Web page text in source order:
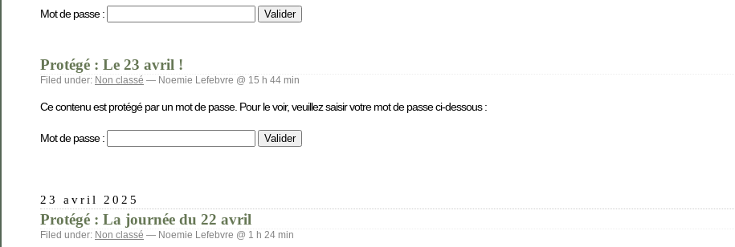
Mot de passe :
Protégé : Le 23 avril !
Filed under: Non classé — Noemie Lefebvre @ 15 h 44 min
Ce contenu est protégé par un mot de passe. Pour le voir, veuillez saisir votre mot de passe ci-dessous :
Mot de passe :
23 avril 2025
Protégé : La journée du 22 avril
Filed under: Non classé — Noemie Lefebvre @ 1 h 24 min